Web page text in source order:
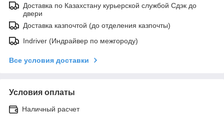
Доставка по Казахстану курьерской службой Сдэк до
двери
Доставка казпочтой (до отделения казпочты)
Indriver (Индрайвер по межгороду)
Все условия доставки
Условия оплаты
Наличный расчет